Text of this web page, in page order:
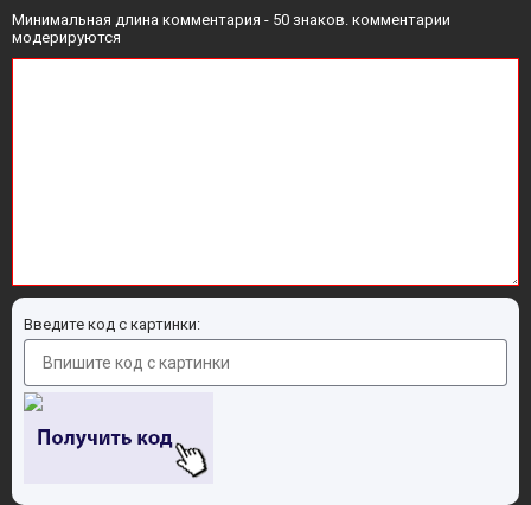
Минимальная длина комментария - 50 знаков. комментарии
модерируются
Введите код с картинки: